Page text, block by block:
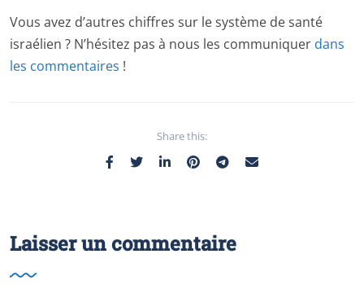
Vous avez d’autres chiffres sur le système de santé
israélien ? N’hésitez pas à nous les communiquer dans
les commentaires !
Share this:
Laisser un commentaire